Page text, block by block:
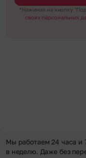
*Нажимая на кнопку
своих персональных
Мы работаем 24 часа и
в неделю. Даже без